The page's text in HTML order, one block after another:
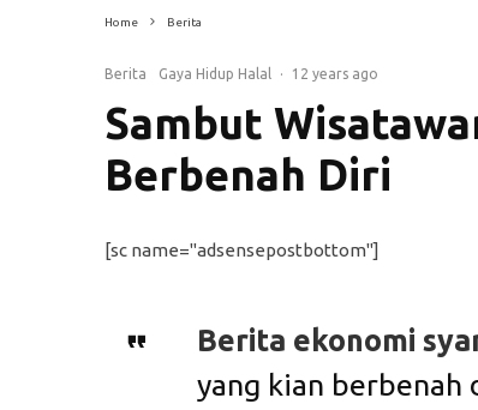
Home Berita
Berita Gaya Hidup Halal · 12 years ago
Sambut
Berbenah Diri
[sc name="adsensepostbottom"]
Berita ekonomi
yang kian berbenah